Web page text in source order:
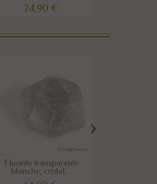
24,90 €
Fluorite transparente
blanche, cristal...
›